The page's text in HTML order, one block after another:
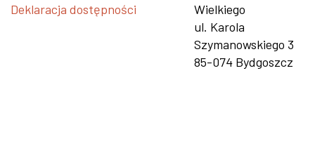
Deklaracja dostępności
Wielkiego
ul. Karola
Szymanowskiego 3
85-074 Bydgoszcz